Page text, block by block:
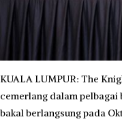
KUALA LUMPUR: The
cemerlang dalam pelbagai
bakal berlangsung pada